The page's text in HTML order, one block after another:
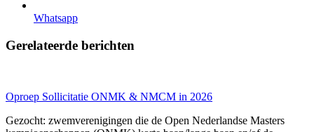
Whatsapp
Gerelateerde berichten
Oproep Sollicitatie ONMK & NMCM in 2026
Gezocht: zwemverenigingen die de Open Nederlandse Masters